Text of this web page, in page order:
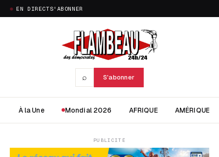
EN DIRECTS'ABONNER
⌕ S'abonner
À la Une Mondial 2026 AFRIQUE AMÉRIQUE
PUBLICITÉ